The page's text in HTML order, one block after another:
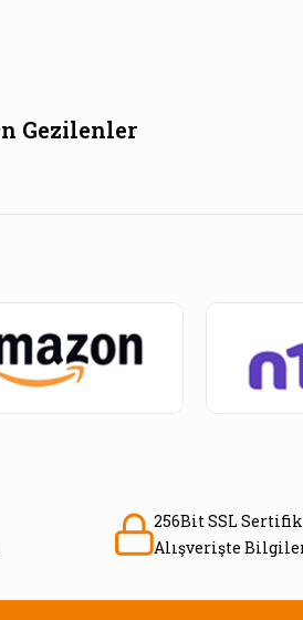
Gezilenler
256Bit SSL
Alışverişte